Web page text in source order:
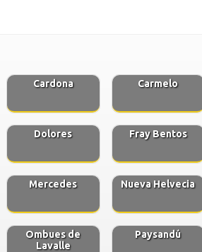
Cardona Carmelo
Dolores Fray Bentos
Mercedes Nueva Helvecia
Ombues de
Lavalle
Paysandú